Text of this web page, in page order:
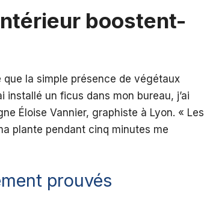
boostent-
que la simple présence de végétaux
installé un ficus dans mon bureau, j’ai
Éloise Vannier, graphiste à Lyon. « Les
plante pendant cinq minutes me
prouvés